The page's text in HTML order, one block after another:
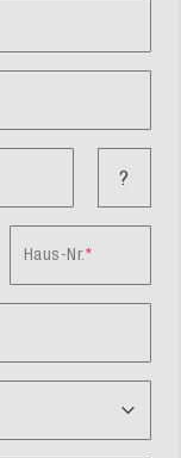
?
Haus-Nr.